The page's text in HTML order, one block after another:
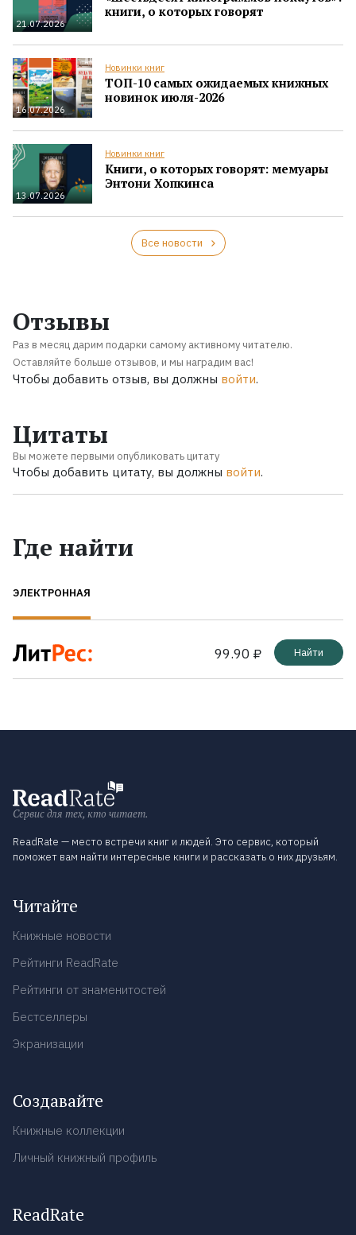
21.07.2026
книги, о которых говорят
16.07.2026
Новинки книг
ТОП-10 самых ожидаемых книжных
новинок июля-2026
13.07.2026
Новинки книг
Книги, о которых говорят: мемуары
Энтони Хопкинса
Все новости
Отзывы
Раз в месяц дарим подарки самому активному читателю.
Оставляйте больше отзывов, и мы наградим вас!
Чтобы добавить отзыв, вы должны войти.
Цитаты
Вы можете первыми опубликовать цитату
Чтобы добавить цитату, вы должны войти.
Где найти
ЭЛЕКТРОННАЯ
99.90 ₽ Найти
Сервис для тех, кто читает.
ReadRate — место встречи книг и людей. Это сервис, который
поможет вам найти интересные книги и рассказать о них друзьям.
Читайте
Книжные новости
Рейтинги ReadRate
Рейтинги от знаменитостей
Бестселлеры
Экранизации
Создавайте
Книжные коллекции
Личный книжный профиль
ReadRate